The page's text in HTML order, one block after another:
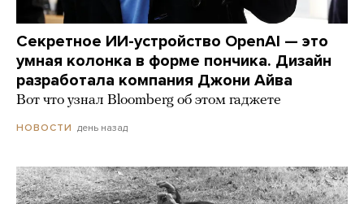
Секретное ИИ-устройство OpenAI — это
умная колонка в форме пончика. Дизайн
разработала компания Джони Айва
Вот что узнал Bloomberg об этом гаджете
НОВОСТИ день назад